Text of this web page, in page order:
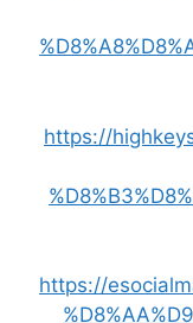
https://
https://